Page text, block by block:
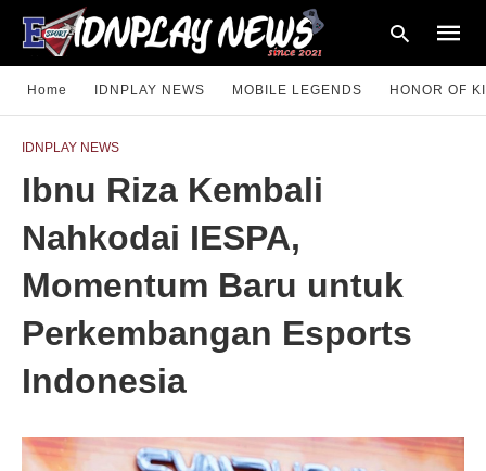
Home IDNPLAY NEWS MOBILE LEGENDS HONOR OF
IDNPLAY NEWS
Ibnu Riza Kembali
Nahkodai IESPA,
Momentum Baru untuk
Perkembangan Esports
Indonesia